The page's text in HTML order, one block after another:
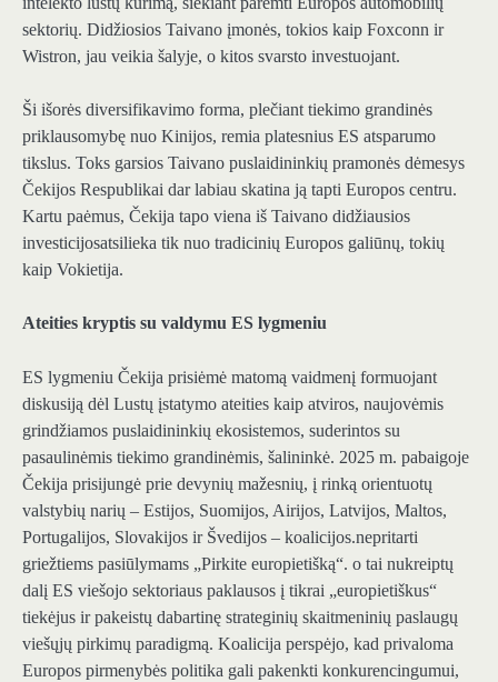
sektorių. Didžiosios Taivano įmonės, tokios kaip Foxconn ir
Wistron, jau veikia šalyje, o kitos svarsto investuojant.
Ši išorės diversifikavimo forma, plečiant tiekimo grandinės
priklausomybę nuo Kinijos, remia platesnius ES atsparumo
tikslus. Toks garsios Taivano puslaidininkių pramonės dėmesys
Čekijos Respublikai dar labiau skatina ją tapti Europos centru.
Kartu paėmus, Čekija tapo viena iš Taivano didžiausios
investicijosatsilieka tik nuo tradicinių Europos galiūnų, tokių
kaip Vokietija.
Ateities kryptis su valdymu ES lygmeniu
ES lygmeniu Čekija prisiėmė matomą vaidmenį formuojant
diskusiją dėl Lustų įstatymo ateities kaip atviros, naujovėmis
grindžiamos puslaidininkių ekosistemos, suderintos su
pasaulinėmis tiekimo grandinėmis, šalininkė. 2025 m. pabaigoje
Čekija prisijungė prie devynių mažesnių, į rinką orientuotų
valstybių narių – Estijos, Suomijos, Airijos, Latvijos, Maltos,
Portugalijos, Slovakijos ir Švedijos – koalicijos.nepritarti
griežtiems pasiūlymams „Pirkite europietišką“. o tai nukreiptų
dalį ES viešojo sektoriaus paklausos į tikrai „europietiškus“
tiekėjus ir pakeistų dabartinę strateginių skaitmeninių paslaugų
viešųjų pirkimų paradigmą. Koalicija perspėjo, kad privaloma
Europos pirmenybės politika gali pakenkti konkurencingumui,